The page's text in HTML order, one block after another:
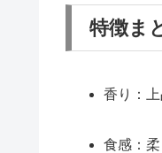
特徴ま
香り：
食感：